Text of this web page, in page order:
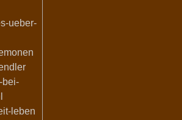
ueber-
bei-
leben